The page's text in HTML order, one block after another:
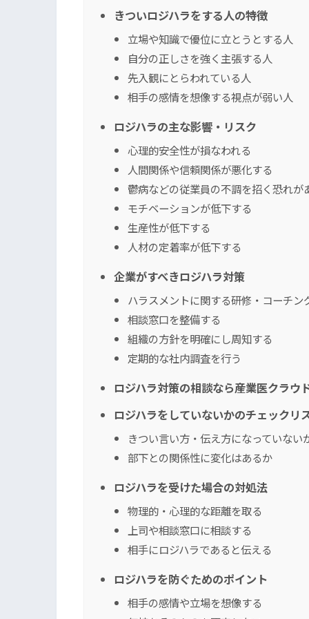
きついロジハラをする人の特徴
立場や知識で優位に立とうとする人
自分の正しさを強く主張する人
先入観にとらわれている人
相手の感情を想像する視点が弱い人
ロジハラの主な影響・リスク
心理的安全性が損なわれる
人間関係や信頼関係が悪化する
鬱病などの従業員の不調を招く恐れが
モチベーションが低下する
生産性が低下する
人材の定着率が低下する
企業がすべきロジハラ対策
ハラスメントに関する研修・コーチン
相談窓口を整備する
組織の方針を明確にし周知する
定期的な社内調査を行う
ロジハラ対策の相談なら産業医クラウ
ロジハラをしていないかのチェックリ
きつい言い方・伝え方になっていない
部下との関係性に変化はあるか
ロジハラを受けた場合の対処法
物理的・心理的な距離を取る
上司や相談窓口に相談する
相手にロジハラであると伝える
ロジハラを防ぐためのポイント
相手の感情や立場を想像する